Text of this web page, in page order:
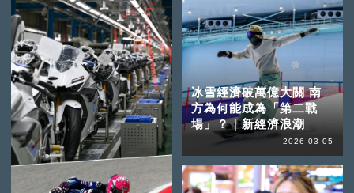
冰雪經濟破萬億大關 南
方為何能成為「第二戰
場」？｜新經濟浪潮
2026-03-05